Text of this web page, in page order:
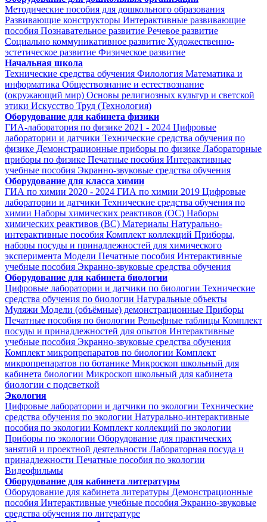
Методические пособия для дошкольного образования
Развивающие конструкторы Интерактивные развивающие
пособия Познавательное развитие Речевое развитие
Социально коммуникативное развитие Художественно-
эстетическое развитие Физическое развитие
Начальная школа
Технические средства обучения Филология Математика и
информатика Обществознание и естествознание
(окружающий мир) Основы религиозных культур и светской
этики Искусство Труд (Технология)
Оборудование для кабинета физики
ГИА-лаборатория по физике 2021 - 2024 Цифровые
лаборатории и датчики Технические средства обучения по
физике Демонстрационные приборы по физике Лабораторные
приборы по физике Печатные пособия Интерактивные
учебные пособия Экранно-звуковые средства обучения
Оборудование для класса химии
ГИА по химии 2020 - 2024 ГИА по химии 2019 Цифровые
лаборатории и датчики Технические средства обучения по
химии Наборы химических реактивов (ОС) Наборы
химических реактивов (ВС) Материалы Натурально-
интерактивные пособия Комплект коллекций Приборы,
наборы посуды и принадлежностей для химического
эксперимента Модели Печатные пособия Интерактивные
учебные пособия Экранно-звуковые средства обучения
Оборудование для кабинета биологии
Цифровые лаборатории и датчики по биологии Технические
средства обучения по биологии Натуральные объекты
Муляжи Модели (объёмные) демонстрационные Приборы
Печатные пособия по биологии Рельефные таблицы Комплект
посуды и принадлежностей для опытов Интерактивные
учебные пособия Экранно-звуковые средства обучения
Комплект микропрепаратов по биологии Комплект
микропрепаратов по ботанике Микроскоп школьный для
кабинета биологии Микроскоп школьный для кабинета
биологии с подсветкой
Экология
Цифровые лаборатории и датчики по экологии Технические
средства обучения по экологии Натурально-интерактивные
пособия по экологии Комплект коллекций по экологии
Приборы по экологии Оборудование для практических
занятий и проектной деятельности Лабораторная посуда и
принадлежности Печатные пособия по экологии
Видеофильмы
Оборудование для кабинета литературы
Оборудование для кабинета литературы Демонстрационные
пособия Интерактивные учебные пособия Экранно-звуковые
средства обучения по литературе